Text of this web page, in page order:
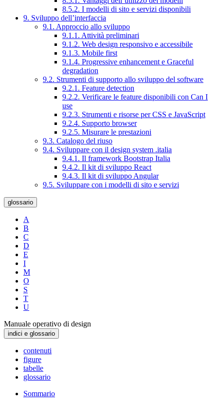
8.5.2. I modelli di sito e servizi disponibili
9. Sviluppo dell’interfaccia
9.1. Approccio allo sviluppo
9.1.1. Attività preliminari
9.1.2. Web design responsivo e accessibile
9.1.3. Mobile first
9.1.4. Progressive enhancement e Graceful
degradation
9.2. Strumenti di supporto allo sviluppo del software
9.2.1. Feature detection
9.2.2. Verificare le feature disponibili con Can I
use
9.2.3. Strumenti e risorse per CSS e JavaScript
9.2.4. Supporto browser
9.2.5. Misurare le prestazioni
9.3. Catalogo del riuso
9.4. Sviluppare con il design system .italia
9.4.1. Il framework Bootstrap Italia
9.4.2. Il kit di sviluppo React
9.4.3. Il kit di sviluppo Angular
9.5. Sviluppare con i modelli di sito e servizi
glossario
A
B
C
D
E
I
M
O
S
T
U
Manuale operativo di design
indici e glossario
contenuti
figure
tabelle
glossario
Sommario